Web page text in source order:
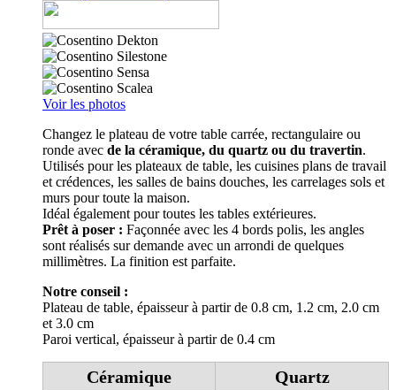
Voir les photos
Changez le plateau de votre table carrée, rectangulaire ou
ronde avec de la céramique, du quartz ou du travertin.
Utilisés pour les plateaux de table, les cuisines plans de travail
et crédences, les salles de bains douches, les carrelages sols et
murs pour toute la maison.
Idéal également pour toutes les tables extérieures.
Prêt à poser : Façonnée avec les 4 bords polis, les angles
sont réalisés sur demande avec un arrondi de quelques
millimètres. La finition est parfaite.
Notre conseil :
Plateau de table, épaisseur à partir de 0.8 cm, 1.2 cm, 2.0 cm
et 3.0 cm
Paroi vertical, épaisseur à partir de 0.4 cm
Céramique Quartz